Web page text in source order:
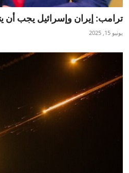
ترامب: إيران وإسرائيل يجب أن
يونيو 15, 2025